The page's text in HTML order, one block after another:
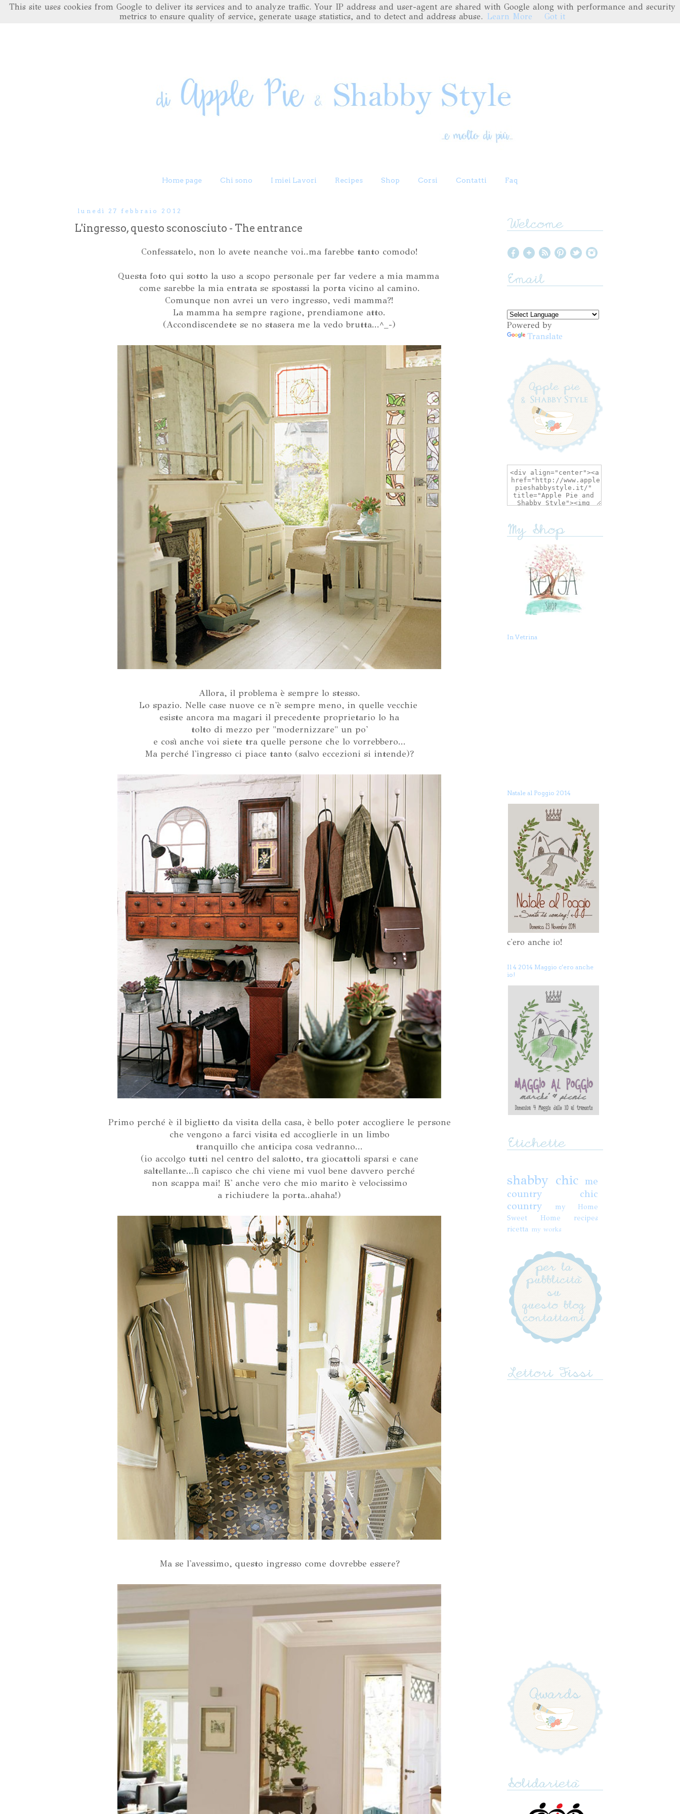
Home page Chi sono I miei Lavori Recipes Shop Corsi Contatti Faq
lunedì 27 febbraio 2012
L'ingresso, questo sconosciuto - The entrance
Confessatelo, non lo avete neanche voi..ma farebbe tanto comodo!
Questa foto qui sotto la uso a scopo personale per far vedere a mia mamma
come sarebbe la mia entrata se spostassi la porta vicino al camino.
Comunque non avrei un vero ingresso, vedi mamma?!
La mamma ha sempre ragione, prendiamone atto.
(Accondiscendete se no stasera me la vedo brutta...^_-)
Allora, il problema è sempre lo stesso.
Lo spazio. Nelle case nuove ce n'è sempre meno, in quelle vecchie
esiste ancora ma magari il precedente proprietario lo ha
tolto di mezzo per "modernizzare" un po'
e così anche voi siete tra quelle persone che lo vorrebbero...
Ma perché l'ingresso ci piace tanto (salvo eccezioni si intende)?
Primo perché è il biglietto da visita della casa, è bello poter accogliere le persone
che vengono a farci visita ed accoglierle in un limbo
tranquillo che anticipa cosa vedranno...
(io accolgo tutti nel centro del salotto, tra giocattoli sparsi e cane
saltellante...lì capisco che chi viene mi vuol bene davvero perché
non scappa mai! E' anche vero che mio marito è velocissimo
a richiudere la porta..ahaha!)
Ma se l'avessimo, questo ingresso come dovrebbe essere?
Powered by
Translate
In Vetrina
Natale al Poggio 2014
c'ero anche io!
Il 4 2014 Maggio c'ero anche
io!
shabby chic me
country chic
country
my Home
Sweet Home
recipes
ricetta my works
This site uses cookies from Google to deliver its services and to analyze traffic. Your IP address and user-agent are shared with Google along with performance and security
metrics to ensure quality of service, generate usage statistics, and to detect and address abuse. Learn More Got it